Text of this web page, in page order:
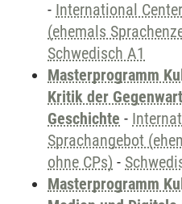
- International
(ehemals
Schwedisch A1
Masterprogramm
Kritik der
Geschichte -
Sprachangebot
ohne CPs) -
Masterprogramm